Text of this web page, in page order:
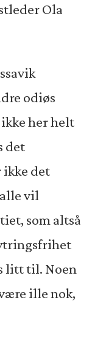
Ola
odiøs
her helt
det
ikke det
vil
som altså
litt til. Noen
ille nok,